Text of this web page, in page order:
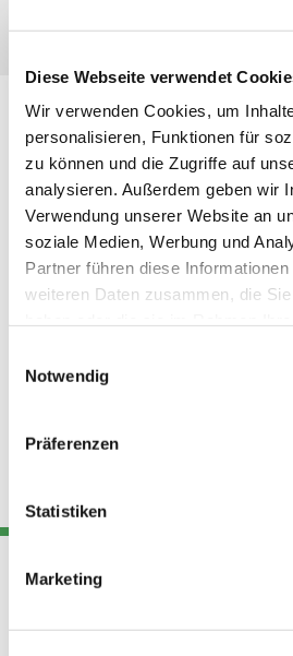
Diese Webseite verwendet
Wir verwenden Cookies, um
personalisieren, Funktionen für
zu können und die Zugriffe auf
analysieren. Außerdem geben wir
Verwendung unserer Website an
soziale Medien, Werbung und
Partner führen diese
weiteren Daten zusammen, die
Notwendig
Präferenzen
Statistiken
Marketing
Adresse